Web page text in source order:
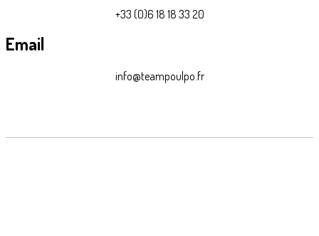
+33 (0)6 18 18 33 20
Email
info@teampoulpo.fr